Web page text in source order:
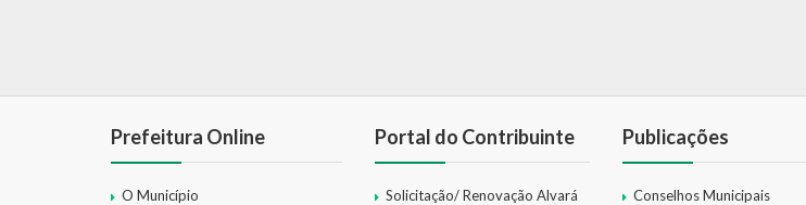
Prefeitura Online
O Município
Portal do Contribuinte
Solicitação/ Renovação Alvará
Publicações
Conselhos Municipais